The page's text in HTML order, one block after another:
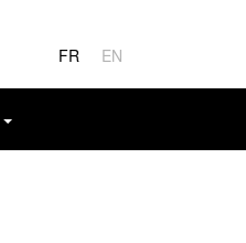
EN
FR